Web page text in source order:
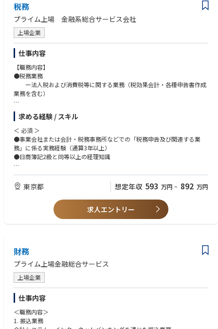
■働き方・オフィス環境：
配属予定のIT本部は大体週1～3回の出社で、エンジニアメンバーはリモー
ト率が高い傾向です。オフィスはフリーアドレス制で、自由にコミュニケ
ーションが取れる環境です。
■組織について：
事業企画・UI/UX・IT開発に携わるメンバーがワンチームとなって、お客様
のニーズを探り、現場で迅速な意思決定を行い、プロダクトを進化させて
いくための内製開発チームを立ち上げました。
開発体制については、グループ関連会社・事業パートナー各社とプロジェ
クトを組成しており、プロダクトファーストの体制で開発を進めていま
す。
より円滑かつスピーディーに開発を行っていくため、開発の内製化を進め
ており、それに伴って内製開発体制の採用強化を行っております。
■同社の主な取り組み：
・大手自動車メーカーのグループ会社として、MaaS(Mobility as a Service)
における金融・決済サービスに関わるシステム開発や、モバイルアプリ等
を活用したデジタルコミュニケーション戦略を実現するシステム開発に取
り組んでおります。
・特に注力しているモバイルアプリを活用したプラットフォーム型Webサ
ービスである「TOYOTA Wallet」の開発は、スマホ決済機能に留まらず
「モビリティ・生活・金融サービス」などの分野においても提供価値を拡
能の拡充に日々取り組んでおります。
【求める人物像】
・社内外問わず、業務連携に積極的に取り組める方
・相手を尊重したコミュニケーションを取れる方
税務
プライム上場 金融系総合サービス会社
上場企業
仕事内容
【職務内容】
●税務業務
ー法人税および消費税等に関する業務（税効果会計・各種申告書作成
業務を含む）
●経理業務
ー税務申告の基礎となる、月次・四半期決算に関連する業務、
開示（注記）に関連する業務、監査対応等
※ご入社後の実績により、業務領域・役割を変更させていただく可能性も
ございます。
求める経験 / スキル
＜ 必須 ＞
●事業会社または会計・税務事務所などでの「税務申告及び関連する業
務」に係る実務経験（通算3年以上）
●日商簿記2級と同等以上の経理知識
＜ 歓迎の経験・スキル ＞
●公認会計士
●税理士（法人税、消費税）
●システム導入や業務改革プロジェクトへの参画経験
●英語を使用した業務経験
●社内外と円滑にコミュニケーションを取れる方
●変化に柔軟で、新しい業務にも前向きに挑戦できる方
●幅広く経理領域を経験し、成長意欲のある方
東京都 想定年収 593 万円 ~ 892 万円
求人エントリー
財務
プライム上場金融総合サービス
上場企業
仕事内容
＜職務内容＞
1. 振込業務